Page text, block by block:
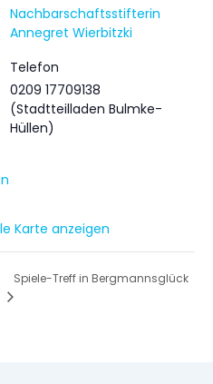
Karte anzeigen
Nachbarschaftsstifterin
Annegret Wierbitzki
Telefon
0209 17709138
(Stadtteilladen Bulmke-
Hüllen)
Spiele-Treff in Bergmannsglück